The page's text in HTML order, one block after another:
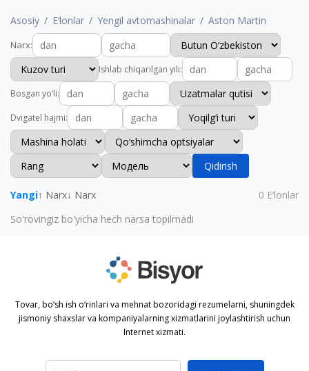
Asosiy E‘lonlar Yengil avtomashinalar Aston Martin
Narx:
Ishlab chiqarilgan yili:
Bosgan yo‘li:
Dvigatel hajmi:
Qidirish
Yangi↑ Narx↓ Narx 0 E‘lonlar
So'rovingiz bo'yicha hech narsa topilmadi
Tovar, bo‘sh ish o‘rinlari va mehnat bozoridagi rezumelarni, shuningdek
jismoniy shaxslar va kompaniyalarning xizmatlarini joylashtirish uchun
Internet xizmati.